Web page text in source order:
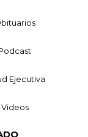
Ejecutiva
Videos